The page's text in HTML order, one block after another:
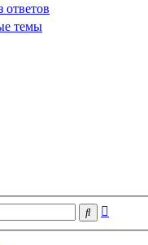
ответов
темы
Поиск